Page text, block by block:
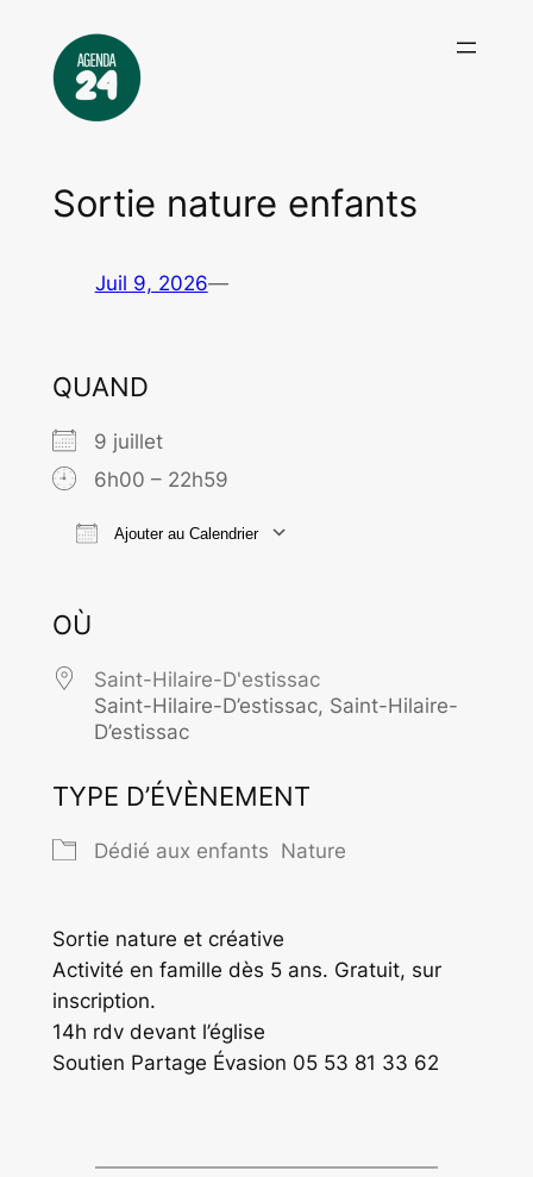
contenu
Sortie nature enfants
Juil 9, 2026—
QUAND
9 juillet
6h00 – 22h59
Ajouter au Calendrier
OÙ
Saint-Hilaire-D'estissac
Saint-Hilaire-D’estissac, Saint-Hilaire-
D’estissac
TYPE D’ÉVÈNEMENT
Dédié aux enfants Nature
Sortie nature et créative
Activité en famille dès 5 ans. Gratuit, sur
inscription.
14h rdv devant l’église
Soutien Partage Évasion 05 53 81 33 62